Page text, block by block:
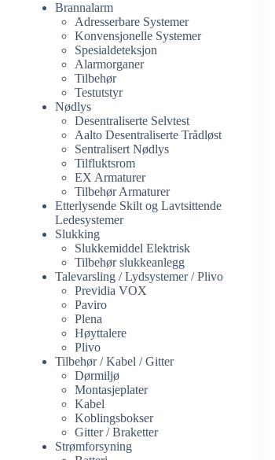
Brannalarm
Adresserbare Systemer
Konvensjonelle Systemer
Spesialdeteksjon
Alarmorganer
Tilbehør
Testutstyr
Nødlys
Desentraliserte Selvtest
Aalto Desentraliserte Trådløst
Sentralisert Nødlys
Tilfluktsrom
EX Armaturer
Tilbehør Armaturer
Etterlysende Skilt og Lavtsittende
Ledesystemer
Slukking
Slukkemiddel Elektrisk
Tilbehør slukkeanlegg
Talevarsling / Lydsystemer / Plivo
Previdia VOX
Paviro
Plena
Høyttalere
Plivo
Tilbehør / Kabel / Gitter
Dørmiljø
Montasjeplater
Kabel
Koblingsbokser
Gitter / Braketter
Strømforsyning